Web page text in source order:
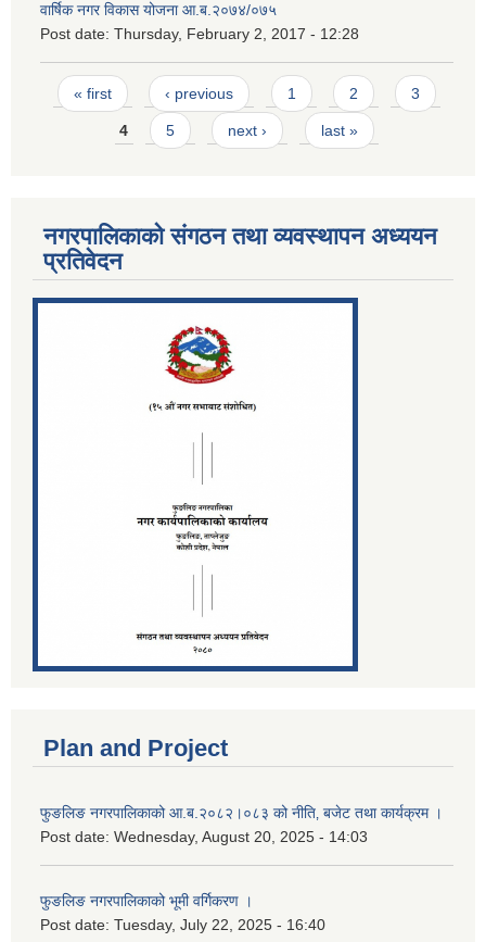
वार्षिक नगर विकास योजना आ.ब.२०७४/०७५
Post date: Thursday, February 2, 2017 - 12:28
Pages
« first ‹ previous 1 2 3
4 5 next › last »
नगरपालिकाको संगठन तथा व्यवस्थापन अध्ययन
प्रतिवेदन
Plan and Project
फुङलिङ नगरपालिकाको आ.ब.२०८२।०८३ को नीति‚ बजेट तथा कार्यक्रम ।
Post date: Wednesday, August 20, 2025 - 14:03
फुङलिङ नगरपालिकाको भूमी वर्गिकरण ।
Post date: Tuesday, July 22, 2025 - 16:40